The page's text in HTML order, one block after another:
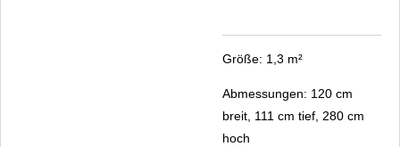
Größe: 1,3 m²
Abmessungen: 120 cm
breit, 111 cm tief, 280 cm
hoch